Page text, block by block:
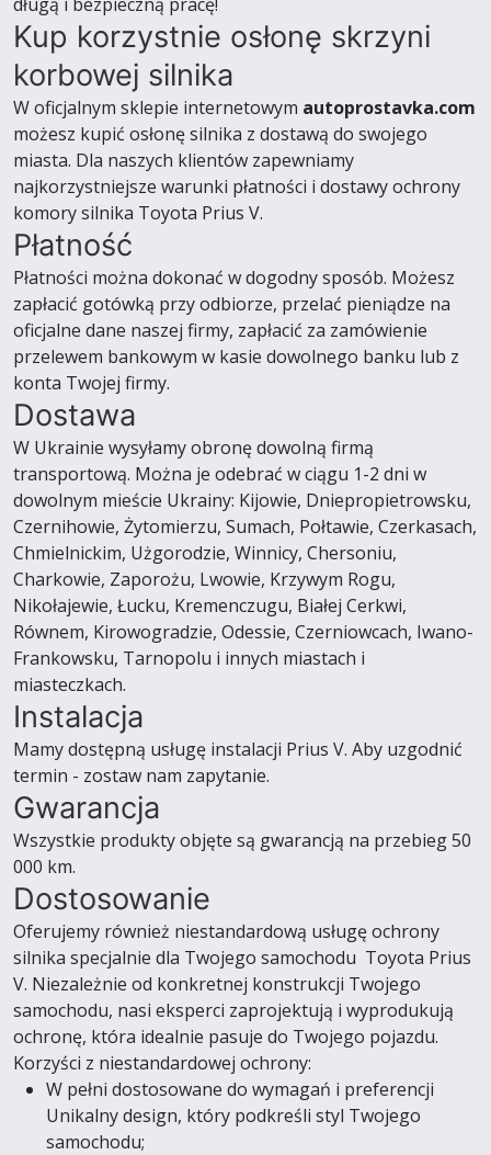
Kup korzystnie osłonę skrzyni
korbowej silnika
W oficjalnym sklepie internetowym autoprostavka.com
możesz kupić osłonę silnika z dostawą do swojego
miasta. Dla naszych klientów zapewniamy
najkorzystniejsze warunki płatności i dostawy ochrony
komory silnika Toyota Prius V.
Płatność
Płatności można dokonać w dogodny sposób. Możesz
zapłacić gotówką przy odbiorze, przelać pieniądze na
oficjalne dane naszej firmy, zapłacić za zamówienie
przelewem bankowym w kasie dowolnego banku lub z
konta Twojej firmy.
Dostawa
W Ukrainie wysyłamy obronę dowolną firmą
transportową. Można je odebrać w ciągu 1-2 dni w
dowolnym mieście Ukrainy: Kijowie, Dniepropietrowsku,
Czernihowie, Żytomierzu, Sumach, Połtawie, Czerkasach,
Chmielnickim, Użgorodzie, Winnicy, Chersoniu,
Charkowie, Zaporożu, Lwowie, Krzywym Rogu,
Nikołajewie, Łucku, Kremenczugu, Białej Cerkwi,
Równem, Kirowogradzie, Odessie, Czerniowcach, Iwano-
Frankowsku, Tarnopolu i innych miastach i
miasteczkach.
Instalacja
Mamy dostępną usługę instalacji Prius V. Aby uzgodnić
termin - zostaw nam zapytanie.
Gwarancja
Wszystkie produkty objęte są gwarancją na przebieg 50
000 km.
Dostosowanie
Oferujemy również niestandardową usługę ochrony
silnika specjalnie dla Twojego samochodu Toyota Prius
V. Niezależnie od konkretnej konstrukcji Twojego
samochodu, nasi eksperci zaprojektują i wyprodukują
ochronę, która idealnie pasuje do Twojego pojazdu.
Korzyści z niestandardowej ochrony:
W pełni dostosowane do wymagań i preferencji
Unikalny design, który podkreśli styl Twojego
samochodu;